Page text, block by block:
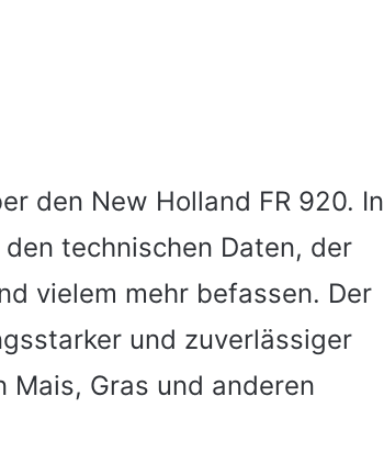
den New Holland FR 920. In
technischen Daten, der
vielem mehr befassen. Der
und zuverlässiger
Mais, Gras und anderen